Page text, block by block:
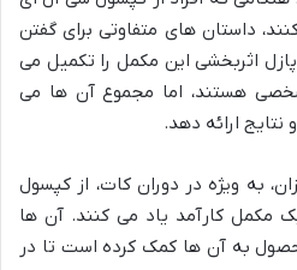
داستان های متفاوتی برای گفتن
اثربخشی این مکمل را تکمیل می
شخصی هستند، اما مجموع آن ها می
نتایج ارائه دهد.
به ویژه در دوران کات، از کپسول
مکمل کارآمد یاد می کنند. آن ها
به آن ها کمک کرده است تا در